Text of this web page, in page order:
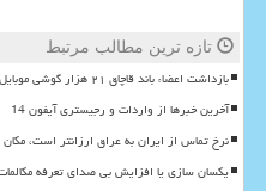
تازه ترین مطالب مرتبط
بازداشت اعضاء باند قاچاق ۲۱ هزار گوشی موبایل در بوشهر
آخرین خبرها از واردات و رجیستری آیفون 14
نرخ تماس از ایران به عراق ارزانتر است،
یكسان سازی یا افزایش بی صدای تعرفه